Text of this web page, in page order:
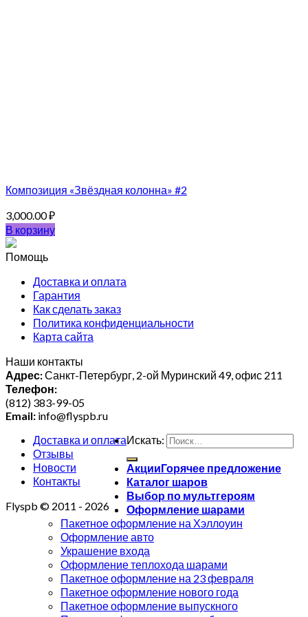
Композиция «Звёздная колонна» #2
3,000.00₽
В корзину
Помощь
Доставка и оплата
Гарантия
Как сделать заказ
Политика конфиденциальности
Карта сайта
Наши контакты
Адрес:Санкт-Петербург, 2-ой Муринский 49, офис 211
Телефон:
(812) 383-99-05
Email: info@flyspb.ru
Доставка и оплата
Отзывы
Новости
Контакты
Flyspb © 2011 - 2026
Искать:
Акции
Каталог шаров
Выбор по мультгероям
Оформление шарами
Пакетное оформление на Хэллоуин
Оформление авто
Украшение входа
Оформление теплохода шарами
Пакетное оформление на 23 февраля
Пакетное оформление нового года
Пакетное оформление выпускного